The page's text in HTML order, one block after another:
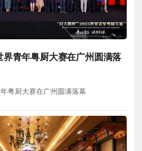
界青年粤厨大赛在广州圆满落
粤厨大赛在广州圆满落幕